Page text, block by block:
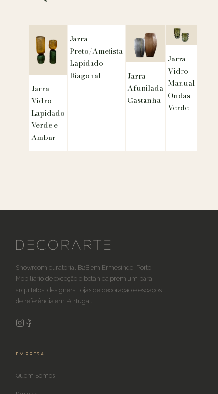
Jarra
Vidro
Lapidado
Verde e
Ambar
Jarra
Preto/Ametista
Lapidado
Diagonal
Jarra
Afunilada
Castanha
Jarra
Vidro
Manual
Ondas
Verde
Showroom curatorial B2B em Ermesinde, Porto.
Mobiliário de exceção e botânica premium para
arquitetos, designers, lojas de decoração e espaços
de referência em Portugal.
EMPRESA
Quem Somos